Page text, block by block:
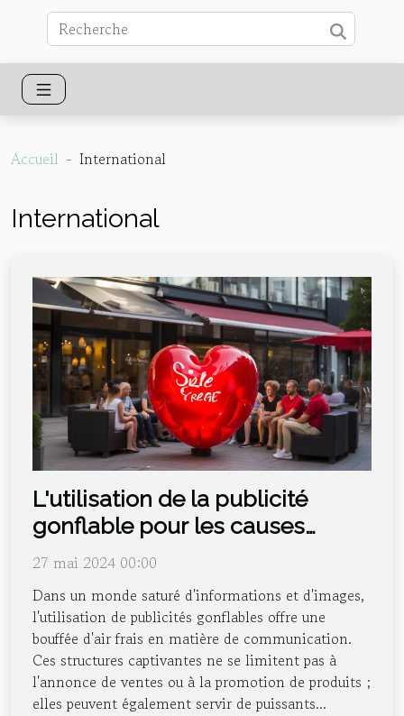
Accueil International
International
L'utilisation de la publicité
gonflable pour les causes
sociales et humanitaires
27 mai 2024 00:00
Dans un monde saturé d'informations et d'images,
l'utilisation de publicités gonflables offre une
bouffée d'air frais en matière de communication.
Ces structures captivantes ne se limitent pas à
l'annonce de ventes ou à la promotion de produits ;
elles peuvent également servir de puissants...